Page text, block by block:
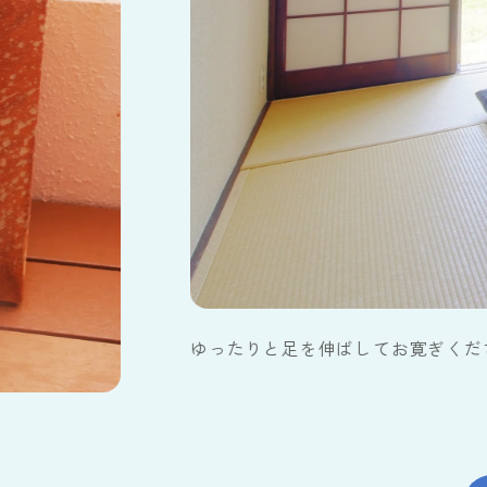
ゆったりと足を伸ばしてお寛ぎくだ